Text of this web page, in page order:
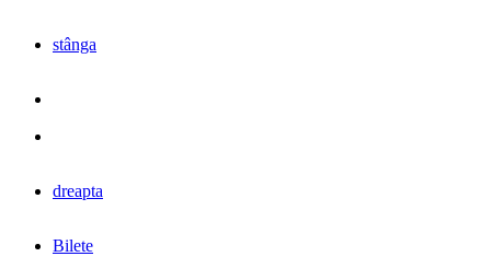
stânga
dreapta
Bilete